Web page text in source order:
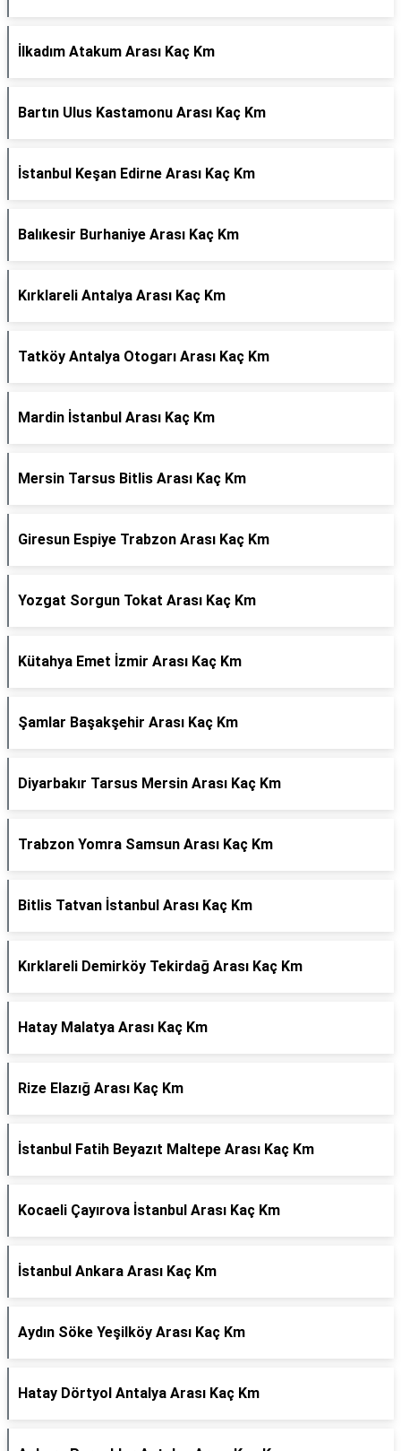
İlkadım Atakum Arası Kaç Km
Bartın Ulus Kastamonu Arası Kaç Km
İstanbul Keşan Edirne Arası Kaç Km
Balıkesir Burhaniye Arası Kaç Km
Kırklareli Antalya Arası Kaç Km
Tatköy Antalya Otogarı Arası Kaç Km
Mardin İstanbul Arası Kaç Km
Mersin Tarsus Bitlis Arası Kaç Km
Giresun Espiye Trabzon Arası Kaç Km
Yozgat Sorgun Tokat Arası Kaç Km
Kütahya Emet İzmir Arası Kaç Km
Şamlar Başakşehir Arası Kaç Km
Diyarbakır Tarsus Mersin Arası Kaç Km
Trabzon Yomra Samsun Arası Kaç Km
Bitlis Tatvan İstanbul Arası Kaç Km
Kırklareli Demirköy Tekirdağ Arası Kaç Km
Hatay Malatya Arası Kaç Km
Rize Elazığ Arası Kaç Km
İstanbul Fatih Beyazıt Maltepe Arası Kaç Km
Kocaeli Çayırova İstanbul Arası Kaç Km
İstanbul Ankara Arası Kaç Km
Aydın Söke Yeşilköy Arası Kaç Km
Hatay Dörtyol Antalya Arası Kaç Km